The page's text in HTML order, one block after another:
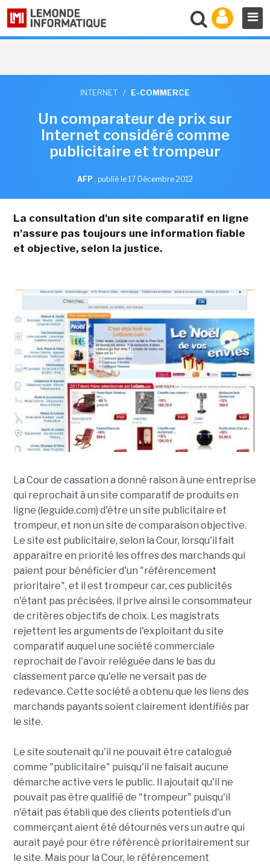
INTERNET / E-COMMERCE
Un comparateur de prix sur
Internet considéré comme
publicitaire et trompeur
AFP , publié le 17 Décembre 2012
La consultation d'un site comparatif en ligne
n'assure pas toujours une information fiable
et objective, selon la justice.
La Cour de cassation a donné raison à une entreprise
qui reprochait à un site comparatif de produits en
ligne (leguide.com) d'être un site publicitaire et
trompeur, et non un site de comparaison objective.
Le site est publicitaire, selon la Cour, lorsqu'il fait
apparaître en priorité les offres des marchands qui
paient pour bénéficier d'un "référencement
prioritaire", et il est trompeur car, ces publicités
n'étant pas précisées, il prive ainsi le consommateur
de critères objectifs de choix. Les magistrats
rejettent les arguments de l'exploitant du site
comparatif auquel une société commerciale
reprochait de l'avoir reléguée dans le bas du
classement parce qu'elle ne versait pas de
redevance. Cette société a obtenu que les liens des
marchands payants soient clairement identifiés par
le site.
Le site soutenait qu'il ne pouvait être catalogué
comme "publicitaire" puisqu'il ne faisait aucune
démarche active vers le public. Il ajoutait qu'il ne
pouvait pas être qualifié de "trompeur" puisqu'il
n'était pas établi que des clients potentiels d'un
commerçant aient été détournés vers un autre qui
aurait payé pour être référencé prioritairement sur
le site. Mais pour la Cour, le référencement